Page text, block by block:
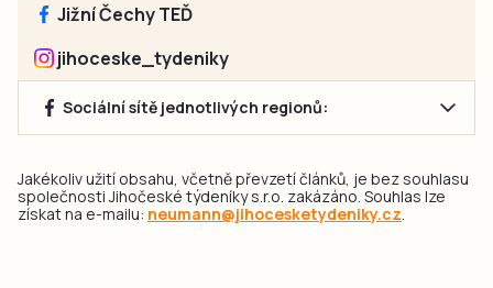
Jižní Čechy TEĎ
jihoceske_tydeniky
Sociální sítě jednotlivých regionů:
Jakékoliv užití obsahu, včetně převzetí článků, je bez souhlasu
společnosti Jihočeské týdeníky s.r.o. zakázáno. Souhlas lze
získat na e-mailu: neumann@jihocesketydeniky.cz